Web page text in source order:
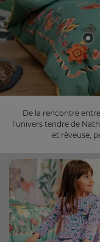
FR
BE
De la rencontre
l’univers tendre de
et rêveuse,